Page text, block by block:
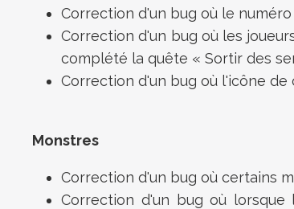
Correction d'un bug où le
Correction d'un bug où les
complété la quête « Sortir des
Correction d'un bug où l'icône
Monstres
Correction d'un bug où certains
Correction d'un bug où